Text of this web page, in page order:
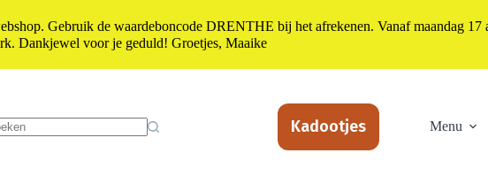
Kadootjes Menu
Gebruik de waardeboncode DRENTHE bij het afrekenen. Vanaf maandag 17
Dankjewel voor je geduld! Groetjes, Maaike